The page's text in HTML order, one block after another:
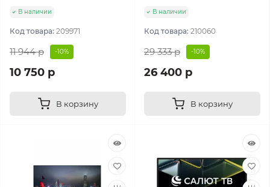
В наличии
Код товара: 209971
11 944 р -10%
10 750 р
В корзину
В наличии
Код товара: 210060
29 333 р -10%
26 400 р
В корзину